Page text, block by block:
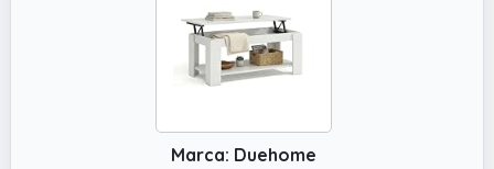
comprensión y adaptación al espacio
Marca: Duehome